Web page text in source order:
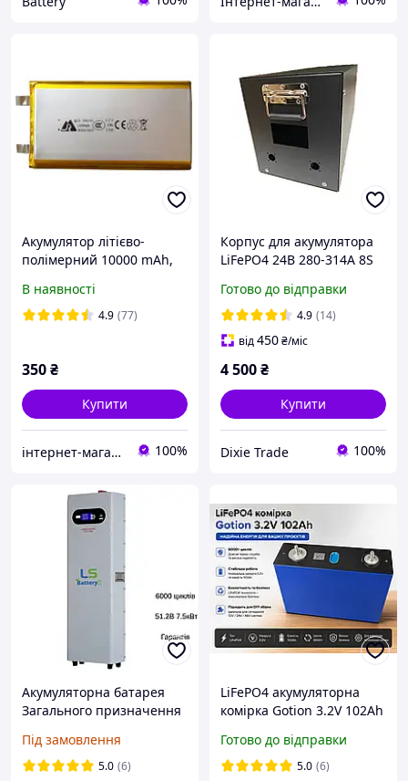
Акумулятор літієво-
полімерний 10000 mAh,
контролера
В наявності
4.9 (77)
350₴
Купити
інтернет-магазин Alpha Power 100%
Корпус для акумулятора
LiFePO4 24В 280-314А 8S
Готово до відправки
4.9 (14)
від450₴/міс
4 500₴
Купити
Dixie Trade 100%
Акумуляторна батарея
Загального призначення
51.2В 150А BYD комірки
BMS WiFi
Під замовлення
5.0 (6)
LiFePO4 акумуляторна
комірка Gotion 3.2V 102Ah
та сонячних панелей
Готово до відправки
5.0 (6)